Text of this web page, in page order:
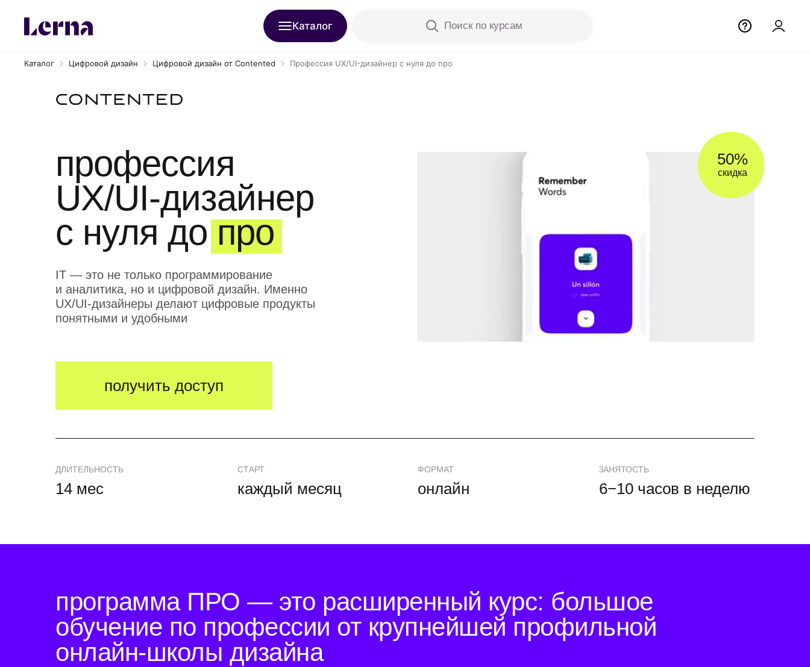
Каталог Поиск по курсам
Каталог Цифровой дизайн Цифровой дизайн от Contented Профессия UX/UI-дизайнер с нуля до про
IT — это не только программирование
и аналитика, но и цифровой дизайн. Именно
UX/UI-дизайнеры делают цифровые продукты
понятными и удобными
профессия
UX/UI-дизайнер
с нуля до про
получить доступ
50%
скидка
14 мес
ДЛИТЕЛЬНОСТЬ
каждый месяц
СТАРТ
онлайн
ФОРМАТ
6−10 часов в неделю
ЗАНЯТОСТЬ
программа ПРО — это расширенный курс: большое
обучение по профессии от крупнейшей профильной
онлайн-школы дизайна